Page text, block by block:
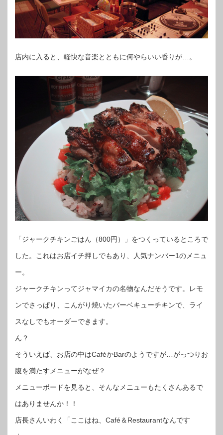
店内に入ると、軽快な音楽とともに何やらいい香りが…。
「ジャークチキンごはん（800円）」をつくっているところで
した。これはお店イチ押しでもあり、人気ナンバー1のメニュ
ー。
ジャークチキンってジャマイカの名物なんだそうです。レモ
ンでさっぱり、こんがり焼いたバーベキューチキンで、ライ
スなしでもオーダーできます。
ん？
そういえば、お店の中はCaféかBarのようですが…がっつりお
腹を満たすメニューがなぜ？
メニューボードを見ると、そんなメニューもたくさんあるで
はありませんか！！
店長さんいわく「ここはね、Café＆Restaurantなんです